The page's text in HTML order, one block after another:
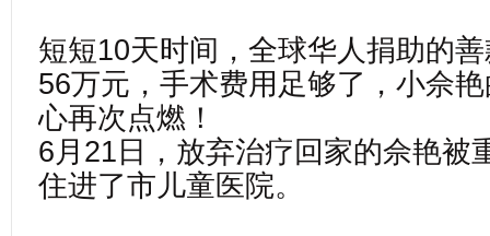
短短10天时间，全球华人捐助的
56万元，手术费用足够了，小佘
心再次点燃！
6月21日，放弃治疗回家的佘艳被
住进了市儿童医院。